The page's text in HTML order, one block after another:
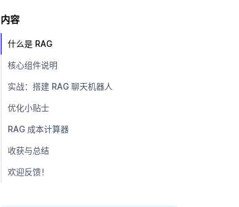
内容
什么是 RAG
核心组件说明
实战：搭建 RAG 聊天机器人
优化小贴士
RAG 成本计算器
收获与总结
欢迎反馈！